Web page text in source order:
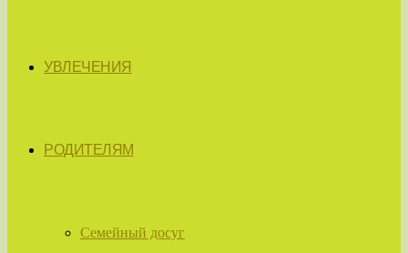
УВЛЕЧЕНИЯ
РОДИТЕЛЯМ
Семейный досуг